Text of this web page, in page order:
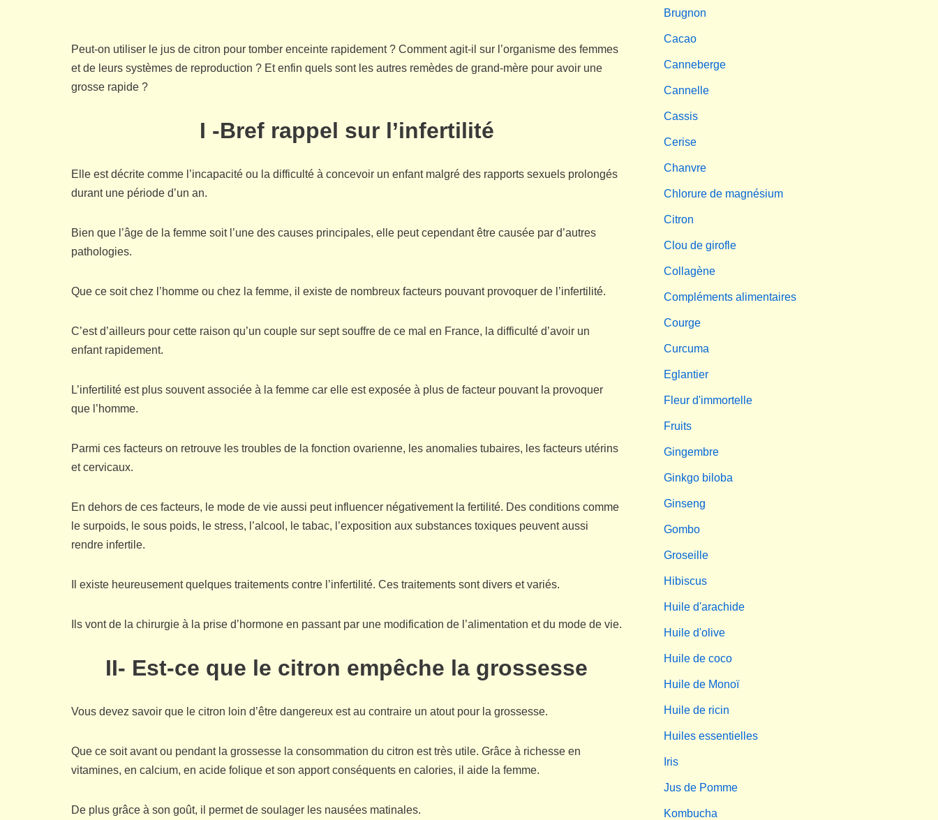
Peut-on utiliser le jus de citron pour tomber enceinte rapidement ? Comment agit-il sur l’organisme des femmes
et de leurs systèmes de reproduction ? Et enfin quels sont les autres remèdes de grand-mère pour avoir une
grosse rapide ?
I -Bref rappel sur l’infertilité
Elle est décrite comme l’incapacité ou la difficulté à concevoir un enfant malgré des rapports sexuels prolongés
durant une période d’un an.
Bien que l’âge de la femme soit l’une des causes principales, elle peut cependant être causée par d’autres
pathologies.
Que ce soit chez l’homme ou chez la femme, il existe de nombreux facteurs pouvant provoquer de l’infertilité.
C’est d’ailleurs pour cette raison qu’un couple sur sept souffre de ce mal en France, la difficulté d’avoir un
enfant rapidement.
L’infertilité est plus souvent associée à la femme car elle est exposée à plus de facteur pouvant la provoquer
que l’homme.
Parmi ces facteurs on retrouve les troubles de la fonction ovarienne, les anomalies tubaires, les facteurs utérins
et cervicaux.
En dehors de ces facteurs, le mode de vie aussi peut influencer négativement la fertilité. Des conditions comme
le surpoids, le sous poids, le stress, l’alcool, le tabac, l’exposition aux substances toxiques peuvent aussi
rendre infertile.
Il existe heureusement quelques traitements contre l’infertilité. Ces traitements sont divers et variés.
Ils vont de la chirurgie à la prise d’hormone en passant par une modification de l’alimentation et du mode de vie.
II- Est-ce que le citron empêche la grossesse
Vous devez savoir que le citron loin d’être dangereux est au contraire un atout pour la grossesse.
Que ce soit avant ou pendant la grossesse la consommation du citron est très utile. Grâce à richesse en
vitamines, en calcium, en acide folique et son apport conséquents en calories, il aide la femme.
De plus grâce à son goût, il permet de soulager les nausées matinales.
Brugnon
Cacao
Canneberge
Cannelle
Cassis
Cerise
Chanvre
Chlorure de magnésium
Citron
Clou de girofle
Collagène
Compléments alimentaires
Courge
Curcuma
Eglantier
Fleur d'immortelle
Fruits
Gingembre
Ginkgo biloba
Ginseng
Gombo
Groseille
Hibiscus
Huile d'arachide
Huile d'olive
Huile de coco
Huile de Monoï
Huile de ricin
Huiles essentielles
Iris
Jus de Pomme
Kombucha